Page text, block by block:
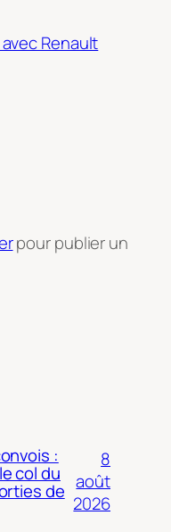
Renault
pour publier un
:
col du
de
8
août
2026